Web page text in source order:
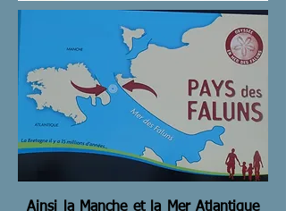
Ainsi la Manche et la Mer Atlantique